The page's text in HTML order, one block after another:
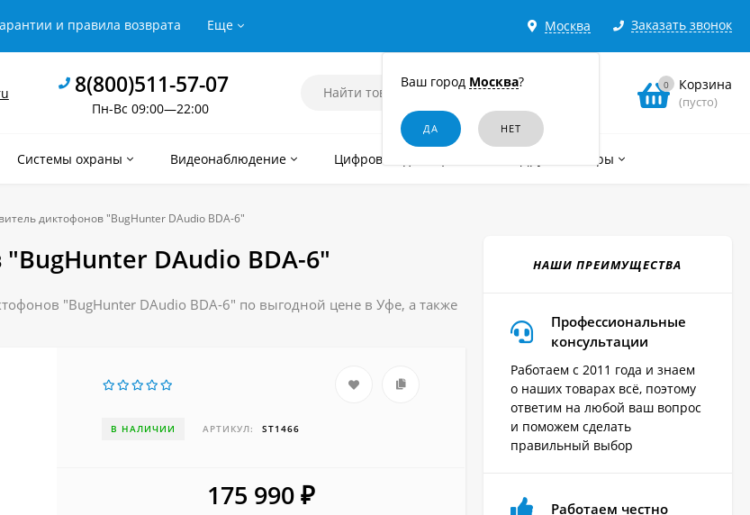
Москва
Ваш город Москва?
Заказать звонок
и правила возврата Еще
8(800)511-57-07
Пн-Вс 09:00—22:00
0 Корзина
(пусто)
Системы охраны Видеонаблюдение Цифровые диктофоны Другие товары
диктофонов "BugHunter DAudio BDA-6"
DAudio BDA-6"
"BugHunter DAudio BDA-6" по выгодной цене в Уфе, а также
В НАЛИЧИИ АРТИКУЛ: ST1466
175 990 ₽
НАШИ ПРЕИМУЩЕСТВА
Профессиональные
консультации
Работаем с 2011 года и знаем
о наших товарах всё, поэтому
ответим на любой ваш вопрос
и поможем сделать
правильный выбор
Работаем честно